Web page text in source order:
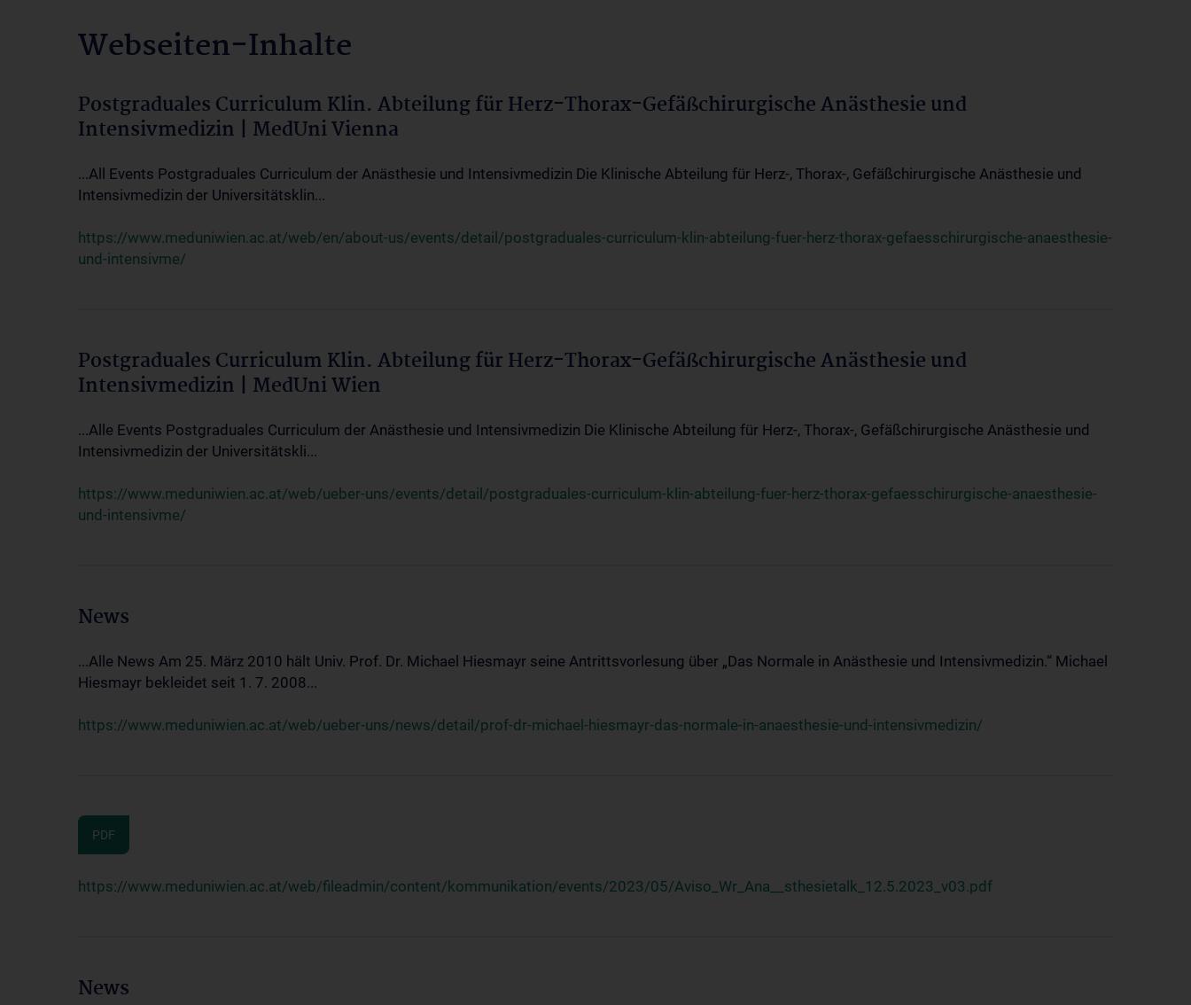
Webseiten-Inhalte
Postgraduales Curriculum Klin. Abteilung für Herz-Thorax-Gefäßchirurgische Anästhesie und
Intensivmedizin | MedUni Vienna
...All Events Postgraduales Curriculum der Anästhesie und Intensivmedizin Die Klinische Abteilung für Herz-, Thorax-, Gefäßchirurgische Anästhesie und
Intensivmedizin der Universitätsklin...
https://www.meduniwien.ac.at/web/en/about-us/events/detail/postgraduales-curriculum-klin-abteilung-fuer-herz-thorax-gefaesschirurgische-anaesthesie-
und-intensivme/
Postgraduales Curriculum Klin. Abteilung für Herz-Thorax-Gefäßchirurgische Anästhesie und
Intensivmedizin | MedUni Wien
...Alle Events Postgraduales Curriculum der Anästhesie und Intensivmedizin Die Klinische Abteilung für Herz-, Thorax-, Gefäßchirurgische Anästhesie und
Intensivmedizin der Universitätskli...
https://www.meduniwien.ac.at/web/ueber-uns/events/detail/postgraduales-curriculum-klin-abteilung-fuer-herz-thorax-gefaesschirurgische-anaesthesie-
und-intensivme/
News
...Alle News Am 25. März 2010 hält Univ. Prof. Dr. Michael Hiesmayr seine Antrittsvorlesung über „Das Normale in Anästhesie und Intensivmedizin.“ Michael
Hiesmayr bekleidet seit 1. 7. 2008...
https://www.meduniwien.ac.at/web/ueber-uns/news/detail/prof-dr-michael-hiesmayr-das-normale-in-anaesthesie-und-intensivmedizin/
PDF
https://www.meduniwien.ac.at/web/fileadmin/content/kommunikation/events/2023/05/Aviso_Wr_Ana__sthesietalk_12.5.2023_v03.pdf
News